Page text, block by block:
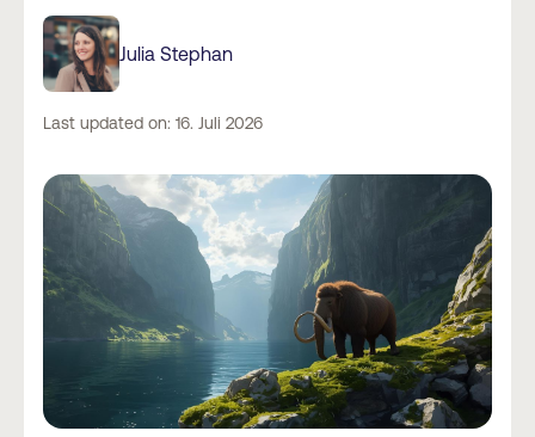
Julia Stephan
Last updated on: 16. Juli 2026